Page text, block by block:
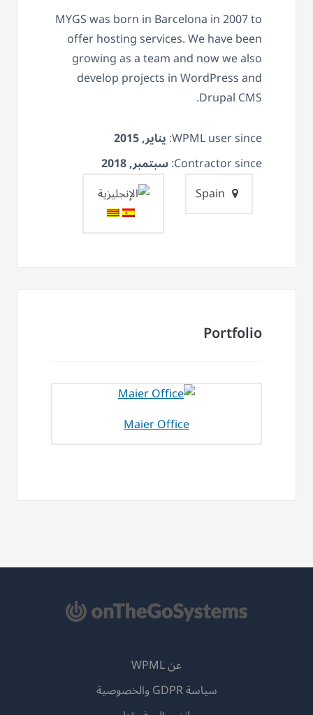
MYGS was born in Barcelona in 2007 to
offer hosting services. We have been
growing as a team and now we also
develop projects in WordPress and
Drupal CMS.
WPML user since: يناير, 2015
Contractor since: سبتمبر, 2018
Portfolio
Maier Office
عن WPML
سياسة GDPR والخصوصية